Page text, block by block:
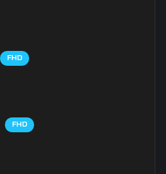
FHD
FHD